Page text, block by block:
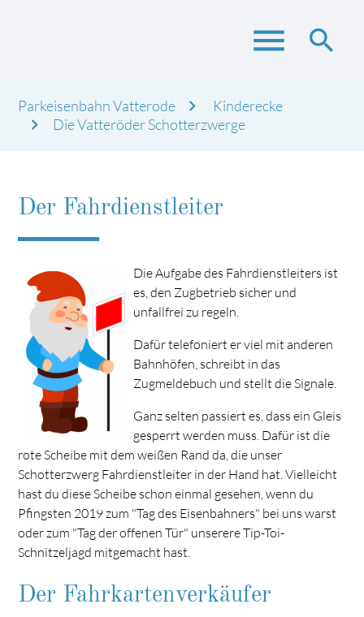
menu search
Suchbegriffe
Parkeisenbahn Vatterode
Kinderecke
Die Vatteröder Schotterzwerge
Der Fahrdienstleiter
Die Aufgabe des Fahrdienstleiters ist
es, den Zugbetrieb sicher und
unfallfrei zu regeln.
Dafür telefoniert er viel mit anderen
Bahnhöfen, schreibt in das
Zugmeldebuch und stellt die Signale.
Ganz selten passiert es, dass ein Gleis
gesperrt werden muss. Dafür ist die
rote Scheibe mit dem weißen Rand da, die unser
Schotterzwerg Fahrdienstleiter in der Hand hat. Vielleicht
hast du diese Scheibe schon einmal gesehen, wenn du
Pfingsten 2019 zum "Tag des Eisenbahners" bei uns warst
oder zum "Tag der offenen Tür" unserere Tip-Toi-
Schnitzeljagd mitgemacht hast.
Der Fahrkartenverkäufer